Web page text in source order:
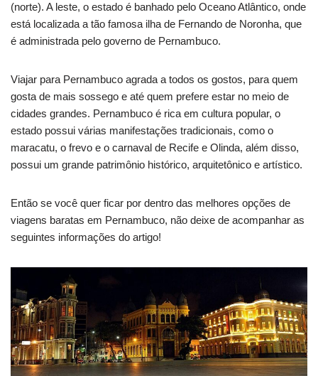
(norte). A leste, o estado é banhado pelo Oceano Atlântico, onde
está localizada a tão famosa ilha de Fernando de Noronha, que
é administrada pelo governo de Pernambuco.
Viajar para Pernambuco agrada a todos os gostos, para quem
gosta de mais sossego e até quem prefere estar no meio de
cidades grandes. Pernambuco é rica em cultura popular, o
estado possui várias manifestações tradicionais, como o
maracatu, o frevo e o carnaval de Recife e Olinda, além disso,
possui um grande patrimônio histórico, arquitetônico e artístico.
Então se você quer ficar por dentro das melhores opções de
viagens baratas em Pernambuco, não deixe de acompanhar as
seguintes informações do artigo!